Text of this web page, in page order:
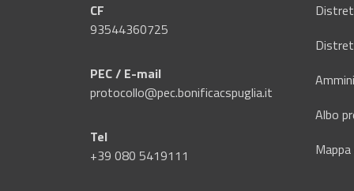
CF
93544360725
PEC / E-mail
protocollo@pec.bonificacspuglia.it
Tel
+39 080 5419111
Albo